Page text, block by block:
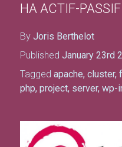
HA ACTIF-PASSIF
By Joris Berthelot
Published January 23rd
Tagged apache, cluster,
php, project, server, wp-